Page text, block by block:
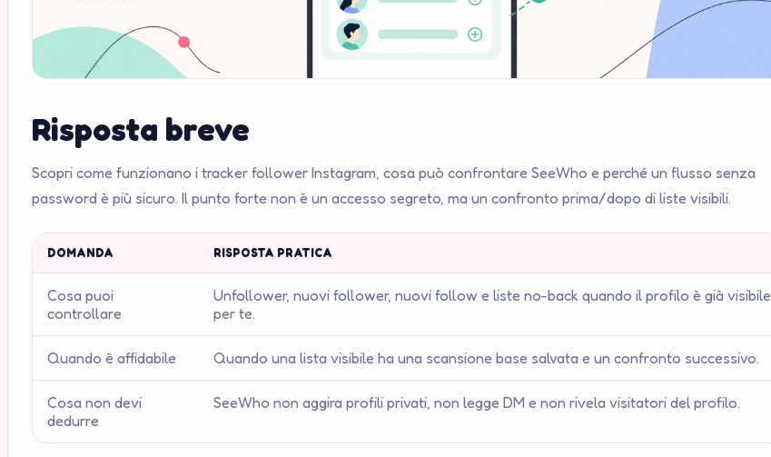
Risposta breve
Scopri come funzionano i tracker follower Instagram, cosa può confrontare SeeWho e perché un flusso senza
password è più sicuro. Il punto forte non è un accesso segreto, ma un confronto prima/dopo di liste visibili.
DOMANDA RISPOSTA PRATICA
Cosa puoi
controllare
Unfollower, nuovi follower, nuovi follow e liste no-back quando il profilo è già visibile
per te.
Quando è affidabile Quando una lista visibile ha una scansione base salvata e un confronto successivo.
Cosa non devi
dedurre
SeeWho non aggira profili privati, non legge DM e non rivela visitatori del profilo.